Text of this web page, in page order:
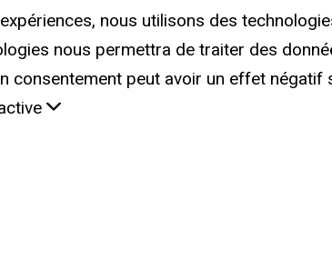
nous utilisons des
nous permettra de traiter des
consentement peut avoir un effet